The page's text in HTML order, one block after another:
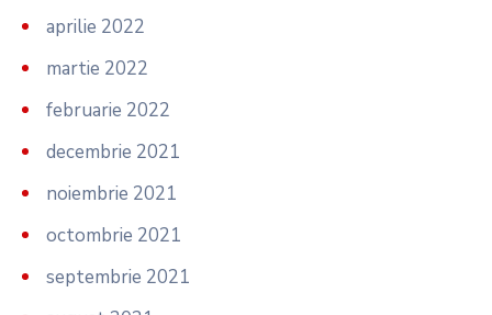
aprilie 2022
martie 2022
februarie 2022
decembrie 2021
noiembrie 2021
octombrie 2021
septembrie 2021